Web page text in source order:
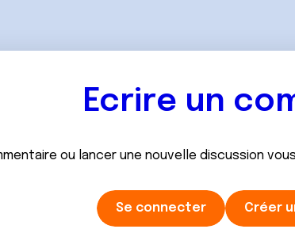
Ecrire un
ou lancer une nouvelle discussion
Se connecter Créer